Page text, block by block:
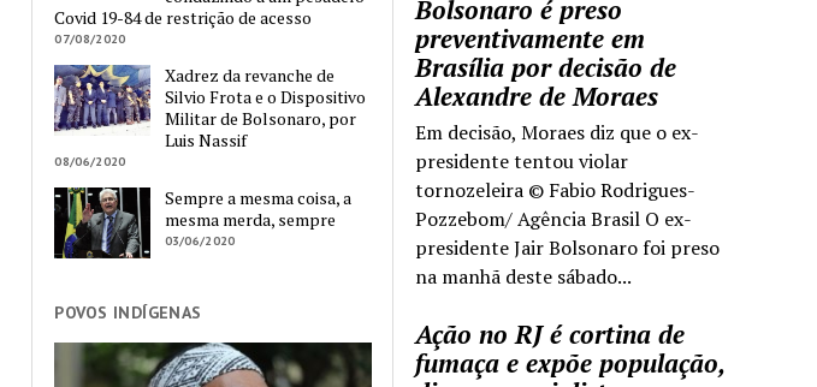
Bolsonaro é preso
preventivamente em
Brasília por decisão de
Alexandre de Moraes
Em decisão, Moraes diz que o ex-
presidente tentou violar
tornozeleira © Fabio Rodrigues-
Pozzebom/ Agência Brasil O ex-
presidente Jair Bolsonaro foi preso
na manhã deste sábado...
Ação no RJ é cortina de
fumaça e expõe população,
Covid 19-84 de restrição de acesso
07/08/2020
Xadrez da revanche de
Silvio Frota e o Dispositivo
Militar de Bolsonaro, por
Luis Nassif
08/06/2020
Sempre a mesma coisa, a
mesma merda, sempre
03/06/2020
POVOS INDÍGENAS